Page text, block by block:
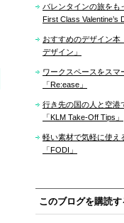
バレンタインの旅をも
First Class Valentine’s
おすすめのデザイン本
デザイン」
ワークスペースをスマ
「Re:ease」
行き先の国の人と空港
「KLM Take-Off Tips」
軽い素材で気軽に使え
「FODI」
このブログを購読す